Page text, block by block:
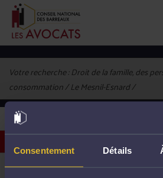
Consentement Détails
Votre recherche :Droit de la famille, des
consommation / Le Mesnil-Esnard
avocat correspondant à vos critères
ME ADRIENNE